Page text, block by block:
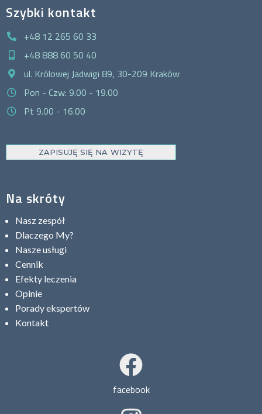
Szybki kontakt
+48 12 265 60 33
+48 888 60 50 40
ul. Królowej Jadwigi 89, 30-209 Kraków
Pon - Czw: 9.00 - 19.00
Pt 9.00 - 16.00
ZAPISUJĘ SIĘ NA WIZYTĘ
Na skróty
Nasz zespół
Dlaczego My?
Nasze usługi
Cennik
Efekty leczenia
Opinie
Porady ekspertów
Kontakt
facebook